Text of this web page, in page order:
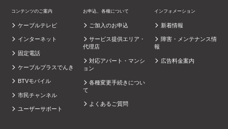
コンテンツのご案内
ケーブルテレビ
インターネット
固定電話
ケーブルプラスでんき
BTVモバイル
市民チャンネル
ユーザーサポート
お申込、各種について
ご加入のお申込
サービス提供エリア・
代理店
対応アパート・マンシ
ョン
各種変更手続きについ
て
よくあるご質問
インフォメーション
新着情報
障害・メンテナンス情
報
広告料金案内